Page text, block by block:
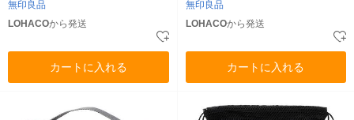
無印良品
LOHACOから発送
カートに入れる
無印良品
LOHACOから発送
カートに入れる